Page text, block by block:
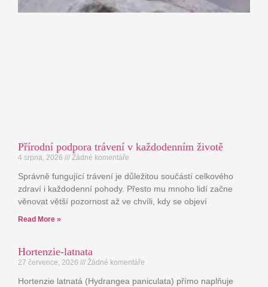
Přírodní podpora trávení v každodenním životě
4 srpna, 2026 Žádné komentáře
Správně fungující trávení je důležitou součástí celkového
zdraví i každodenní pohody. Přesto mu mnoho lidí začne
věnovat větší pozornost až ve chvíli, kdy se objeví
Read More »
Hortenzie-latnata
27 července, 2026 Žádné komentáře
Hortenzie latnatá (Hydrangea paniculata) přímo naplňuje